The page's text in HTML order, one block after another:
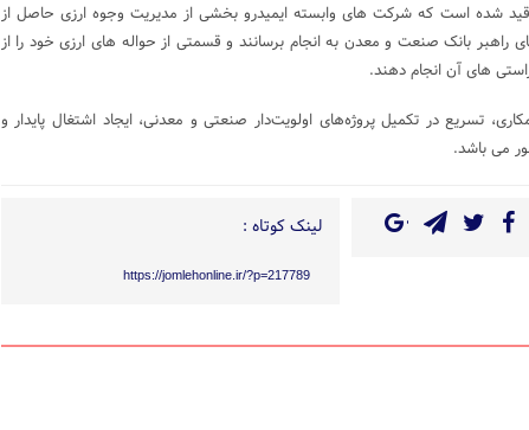
قید شده است که شرکت های وابسته ایمیدرو بخشی از مدیریت وجوه ارزی حاصل از
راهبر بانک صنعت و معدن به انجام برسانند و قسمتی از حواله های ارزی خود را از
های آن انجام دهند.
تسریع در تکمیل پروژه‌های اولویت‌دار صنعتی و معدنی، ایجاد اشتغال پایدار و
می باشد.
لینک کوتاه :
https://jomlehonline.ir/?p=217789